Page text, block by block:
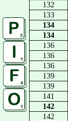
132
133
134
134
136
136
136
139
139
141
142
142